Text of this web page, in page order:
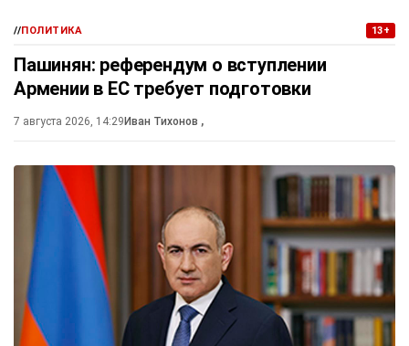
//ПОЛИТИКА 13+
Пашинян: референдум о вступлении
Армении в ЕС требует подготовки
7 августа 2026, 14:29 Иван Тихонов ,